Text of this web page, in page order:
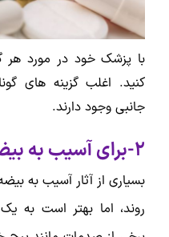
با پزشک خود در مورد هر
کنید. اغلب گزینه های
جانبی وجود دارند.
2-برای آسیب به بیضه ها
بسیاری از آثار آسیب به
روند، اما بهتر است به یک